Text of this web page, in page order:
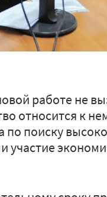
работе не
относится к
по поиску
участие